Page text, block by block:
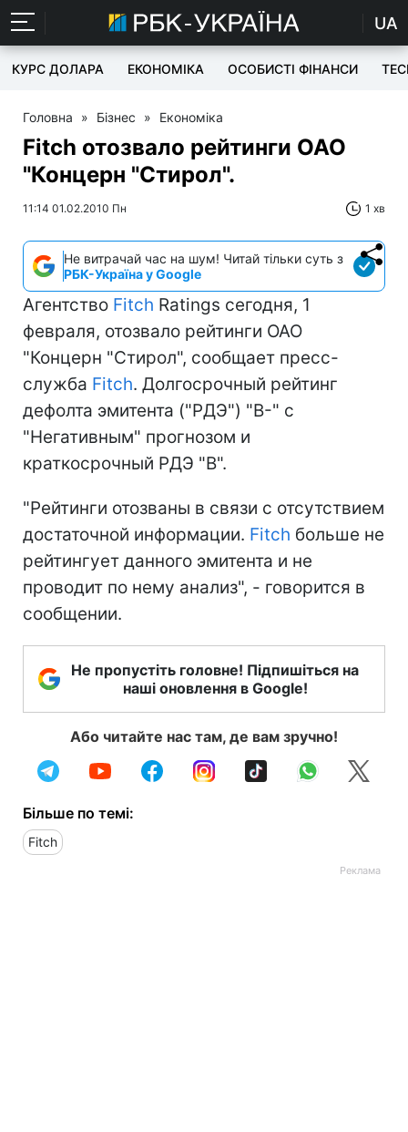
UA
КУРС ДОЛАРА ЕКОНОМІКА ОСОБИСТІ ФІНАНСИ
Головна » Бізнес » Економіка
Fitch отозвало рейтинги ОАО
"Концерн "Стирол".
11:14 01.02.2010 Пн 1 хв
Не витрачай час на шум! Читай тільки суть з
РБК-Україна у Google
Агентство Fitch Ratings сегодня, 1
февраля, отозвало рейтинги ОАО
"Концерн "Стирол", сообщает пресс-
служба Fitch. Долгосрочный рейтинг
дефолта эмитента ("РДЭ") "B-" с
"Негативным" прогнозом и
краткосрочный РДЭ "B".
"Рейтинги отозваны в связи с отсутствием
достаточной информации. Fitch больше не
рейтингует данного эмитента и не
проводит по нему анализ", - говорится в
сообщении.
Не пропустіть головне! Підпишіться на
наші оновлення в Google!
Або читайте нас там, де вам зручно!
Більше по темі:
Fitch